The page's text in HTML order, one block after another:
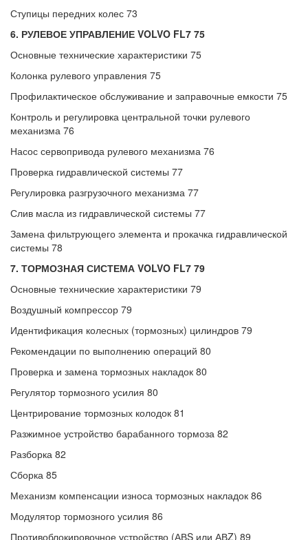
Ступицы передних колес 73
6. РУЛЕВОЕ УПРАВЛЕНИЕ VOLVO FL7 75
Основные технические характеристики 75
Колонка рулевого управления 75
Профилактическое обслуживание и заправочные емкости 75
Контроль и регулировка центральной точки рулевого
механизма 76
Насос сервопривода рулевого механизма 76
Проверка гидравлической системы 77
Регулировка разгрузочного механизма 77
Слив масла из гидравлической системы 77
Замена фильтрующего элемента и прокачка гидравлической
системы 78
7. ТОРМОЗНАЯ СИСТЕМА VOLVO FL7 79
Основные технические характеристики 79
Воздушный компрессор 79
Идентификация колесных (тормозных) цилиндров 79
Рекомендации по выполнению операций 80
Проверка и замена тормозных накладок 80
Регулятор тормозного усилия 80
Центрирование тормозных колодок 81
Разжимное устройство барабанного тормоза 82
Разборка 82
Сборка 85
Механизм компенсации износа тормозных накладок 86
Модулятор тормозного усилия 86
Противоблокировочное устройство (АВS или АВZ) 89